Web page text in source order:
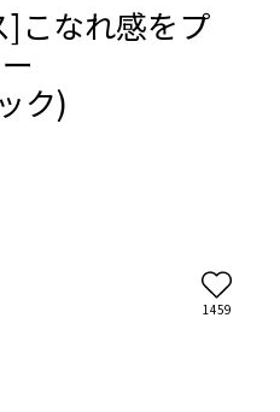
]こなれ感をプ
ク)
1459